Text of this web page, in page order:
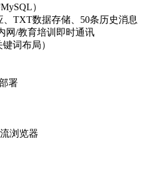
）
TXT数据存储、50条历史消息
网/教育培训即时通讯
词布局）
署
浏览器